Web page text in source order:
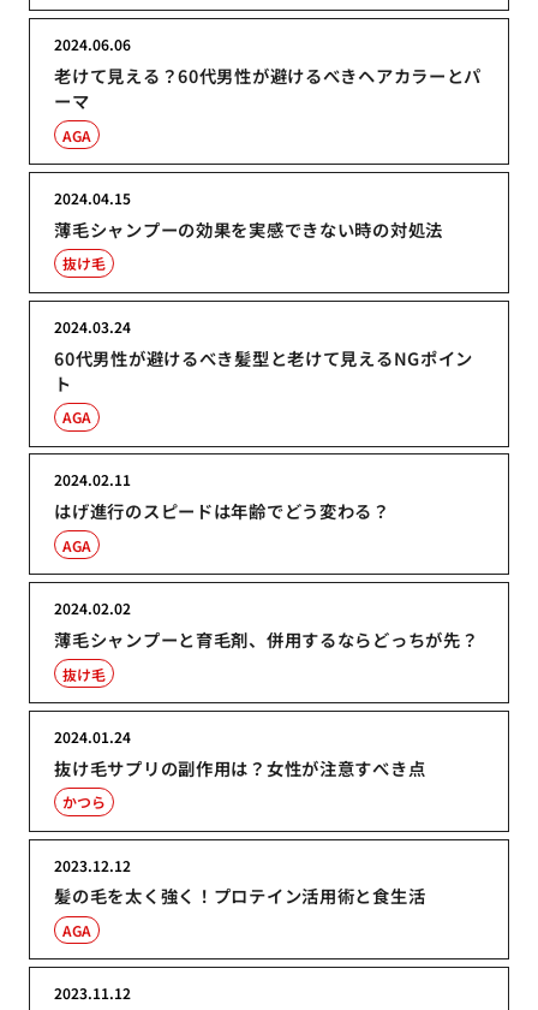
老けて見える？60代男性が避けるべきヘアカラーとパ
ーマ
2024.06.06
AGA
薄毛シャンプーの効果を実感できない時の対処法
2024.04.15
抜け毛
60代男性が避けるべき髪型と老けて見えるNGポイン
ト
2024.03.24
AGA
はげ進行のスピードは年齢でどう変わる？
2024.02.11
AGA
薄毛シャンプーと育毛剤、併用するならどっちが先？
2024.02.02
抜け毛
抜け毛サプリの副作用は？女性が注意すべき点
2024.01.24
かつら
髪の毛を太く強く！プロテイン活用術と食生活
2023.12.12
AGA
2023.11.12